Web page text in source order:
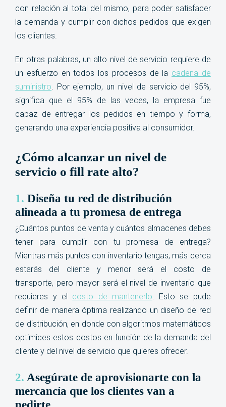
con relación al total del mismo, para poder satisfacer
la demanda y cumplir con dichos pedidos que exigen
los clientes.
En otras palabras, un alto nivel de servicio requiere de
un esfuerzo en todos los procesos de la cadena de
suministro . Por ejemplo, un nivel de servicio del 95%,
significa que el 95% de las veces, la empresa fue
capaz de entregar los pedidos en tiempo y forma,
generando una experiencia positiva al consumidor.
¿Cómo alcanzar un nivel de
servicio o fill rate alto?
1. Diseña tu red de distribución
alineada a tu promesa de entrega
¿Cuántos puntos de venta y cuántos almacenes debes
tener para cumplir con tu promesa de entrega?
Mientras más puntos con inventario tengas, más cerca
estarás del cliente y menor será el costo de
transporte, pero mayor será el nivel de inventario que
requieres y el costo de mantenerlo . Esto se pude
definir de manera óptima realizando un diseño de red
de distribución, en donde con algoritmos matemáticos
optimices estos costos en función de la demanda del
cliente y del nivel de servicio que quieres ofrecer.
2. Asegúrate de aprovisionarte con la
mercancía que los clientes van a